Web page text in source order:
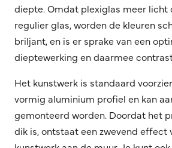
diepte. Omdat plexiglas meer licht
regulier glas, worden de kleuren
briljant, en is er sprake van een
dieptewerking en daarmee
Het kunstwerk is standaard voorzien
vormig aluminium profiel en kan
gemonteerd worden. Doordat het
dik is, ontstaat een zwevend effect